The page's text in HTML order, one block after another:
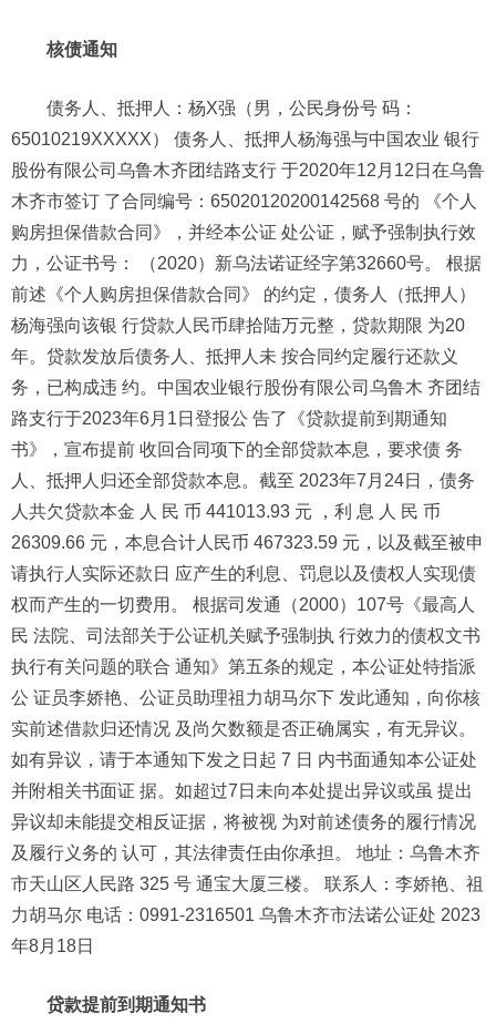
核债通知
债务人、抵押人：杨X强（男，公民身份号 码：
65010219XXXXX） 债务人、抵押人杨海强与中国农业 银行
股份有限公司乌鲁木齐团结路支行 于2020年12月12日在乌鲁
木齐市签订 了合同编号：65020120200142568 号的 《个人
购房担保借款合同》，并经本公证 处公证，赋予强制执行效
力，公证书号： （2020）新乌法诺证经字第32660号。 根据
前述《个人购房担保借款合同》 的约定，债务人（抵押人）
杨海强向该银 行贷款人民币肆拾陆万元整，贷款期限 为20
年。贷款发放后债务人、抵押人未 按合同约定履行还款义
务，已构成违 约。中国农业银行股份有限公司乌鲁木 齐团结
路支行于2023年6月1日登报公 告了《贷款提前到期通知
书》，宣布提前 收回合同项下的全部贷款本息，要求债 务
人、抵押人归还全部贷款本息。截至 2023年7月24日，债务
人共欠贷款本金 人 民 币 441013.93 元 ，利 息 人 民 币
26309.66 元，本息合计人民币 467323.59 元，以及截至被申
请执行人实际还款日 应产生的利息、罚息以及债权人实现债
权而产生的一切费用。 根据司发通（2000）107号《最高人
民 法院、司法部关于公证机关赋予强制执 行效力的债权文书
执行有关问题的联合 通知》第五条的规定，本公证处特指派
公 证员李娇艳、公证员助理祖力胡马尔下 发此通知，向你核
实前述借款归还情况 及尚欠数额是否正确属实，有无异议。
如有异议，请于本通知下发之日起 7 日 内书面通知本公证处
并附相关书面证 据。如超过7日未向本处提出异议或虽 提出
异议却未能提交相反证据，将被视 为对前述债务的履行情况
及履行义务的 认可，其法律责任由你承担。 地址：乌鲁木齐
市天山区人民路 325 号 通宝大厦三楼。 联系人：李娇艳、祖
力胡马尔 电话：0991-2316501 乌鲁木齐市法诺公证处 2023
年8月18日
贷款提前到期通知书